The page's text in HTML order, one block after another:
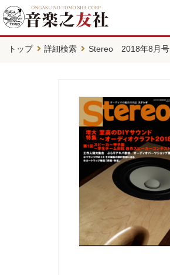
トップ 詳細検索 Stereo 2018年8月号